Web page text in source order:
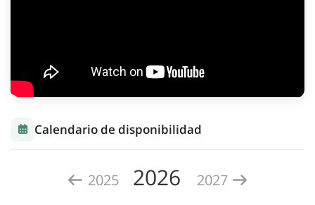
Calendario de disponibilidad
2025 2026 2027